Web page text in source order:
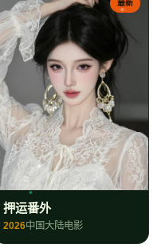
最新
押运番外
2026中国大陆电影